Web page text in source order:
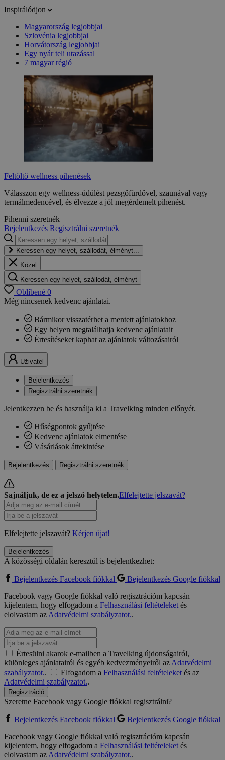
Inspirálódjon
Magyarország legjobbjai
Szlovénia legjobbjai
Horvátország legjobbjai
Egy nyár teli utazással
7 magyar régió
Feltöltő wellness pihenések
Válasszon egy wellness-üdülést pezsgőfürdővel, szaunával vagy
termálmedencével, és élvezze a jól megérdemelt pihenést.
Pihenni szeretnék
Bejelentkezés Regisztrálni szeretnék
Keressen egy helyet, szállodát, élményt...
Közel
Keressen egy helyet, szállodát, élményt
Oblíbené 0
Még nincsenek kedvenc ajánlatai.
Bármikor visszatérhet a mentett ajánlatokhoz
Egy helyen megtalálhatja kedvenc ajánlatait
Értesítéseket kaphat az ajánlatok változásairól
Uživatel
Bejelentkezés
Regisztrálni szeretnék
Jelentkezzen be és használja ki a Travelking minden előnyét.
Hűségpontok gyűjtése
Kedvenc ajánlatok elmentése
Vásárlások áttekintése
Bejelentkezés Regisztrálni szeretnék
Sajnáljuk, de ez a jelszó helytelen.Elfelejtette jelszavát?
Elfelejtette jelszavát? Kérjen újat!
Bejelentkezés
A közösségi oldalán keresztül is bejelentkezhet:
Bejelentkezés Facebook fiókkal
Bejelentkezés Google fiókkal
Facebook vagy Google fiókkal való regisztrációm kapcsán
kijelentem, hogy elfogadom a Felhasználási feltételeketés
elolvastam azAdatvédelmi szabályzatot..
Értesülni akarok e-mailben a Travelking újdonságairól,
különleges ajánlatairól és egyéb kedvezményeiről azAdatvédelmi
szabályzatot.. Elfogadom a Felhasználási feltételeketés az
Adatvédelmi szabályzatot..
Regisztráció
Szeretne Facebook vagy Google fiókkal regisztrálni?
Bejelentkezés Facebook fiókkal
Bejelentkezés Google fiókkal
Facebook vagy Google fiókkal való regisztrációm kapcsán
kijelentem, hogy elfogadom a Felhasználási feltételeketés
elolvastam azAdatvédelmi szabályzatot..